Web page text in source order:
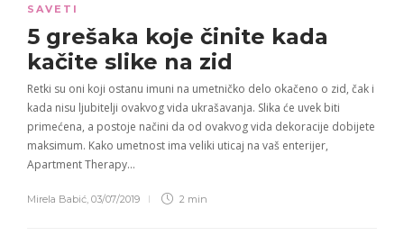
SAVETI
5 grešaka koje činite kada
kačite slike na zid
Retki su oni koji ostanu imuni na umetničko delo okačeno o zid, čak i
kada nisu ljubitelji ovakvog vida ukrašavanja. Slika će uvek biti
primećena, a postoje načini da od ovakvog vida dekoracije dobijete
maksimum. Kako umetnost ima veliki uticaj na vaš enterijer,
Apartment Therapy…
Mirela Babić 03/07/2019 2 min